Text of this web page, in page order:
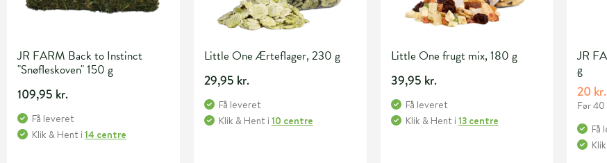
JR FARM Back to Instinct
"Snøfleskoven" 150 g
109,95 kr.
Få leveret
Klik & Hent i 14 centre
Little One Ærteflager, 230 g
29,95 kr.
Få leveret
Klik & Hent i 10 centre
Little One frugt mix, 180 g
39,95 kr.
Få leveret
Klik & Hent i 13 centre
JR
g
20 kr.
Før 40
Få